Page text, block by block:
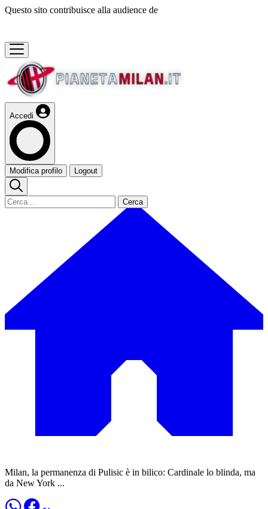
Questo sito contribuisce alla audience de
Accedi
Modifica profilo Logout
Cerca
Milan, la permanenza di Pulisic è in bilico: Cardinale lo blinda, ma
da New York ...